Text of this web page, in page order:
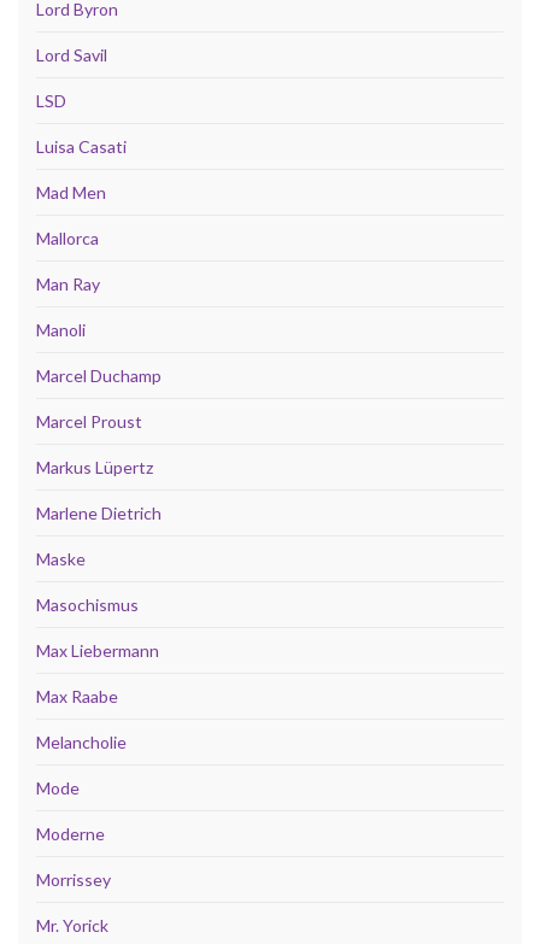
Lord Byron
Lord Savil
LSD
Luisa Casati
Mad Men
Mallorca
Man Ray
Manoli
Marcel Duchamp
Marcel Proust
Markus Lüpertz
Marlene Dietrich
Maske
Masochismus
Max Liebermann
Max Raabe
Melancholie
Mode
Moderne
Morrissey
Mr. Yorick